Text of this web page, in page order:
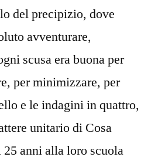
del precipizio, dove
avventurare,
scusa era buona per
per minimizzare, per
e le indagini in quattro,
unitario di Cosa
anni alla loro scuola